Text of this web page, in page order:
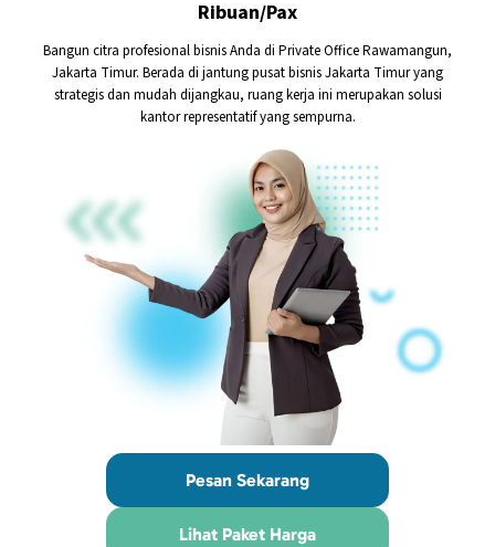
Ribuan/Pax
Bangun citra profesional bisnis Anda di Private Office Rawamangun,
Jakarta Timur. Berada di jantung pusat bisnis Jakarta Timur yang
strategis dan mudah dijangkau, ruang kerja ini merupakan solusi
kantor representatif yang sempurna.
Pesan Sekarang
Lihat Paket Harga